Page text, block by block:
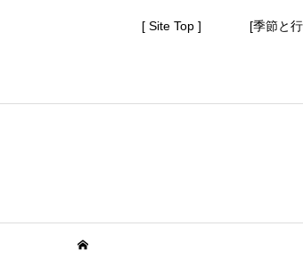
[ Site Top ] [季節と